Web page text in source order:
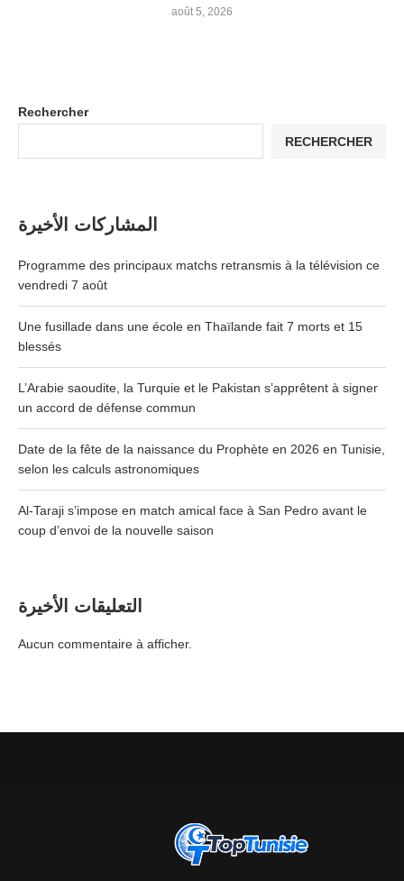
août 5, 2026
Rechercher
RECHERCHER
المشاركات الأخيرة
Programme des principaux matchs retransmis à la télévision ce
vendredi 7 août
Une fusillade dans une école en Thaïlande fait 7 morts et 15
blessés
L’Arabie saoudite, la Turquie et le Pakistan s’apprêtent à signer
un accord de défense commun
Date de la fête de la naissance du Prophète en 2026 en Tunisie,
selon les calculs astronomiques
Al-Taraji s’impose en match amical face à San Pedro avant le
coup d’envoi de la nouvelle saison
التعليقات الأخيرة
Aucun commentaire à afficher.